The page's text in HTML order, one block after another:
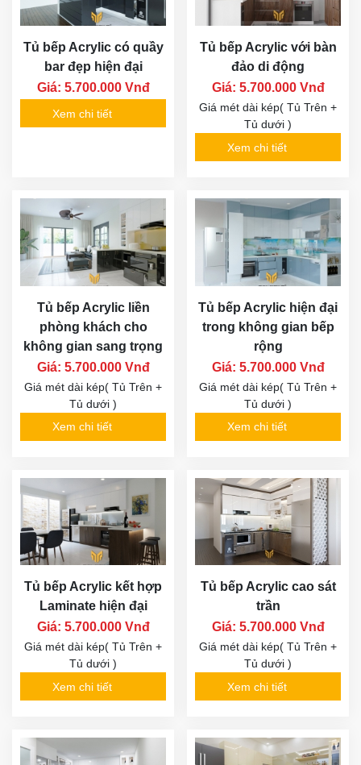
Tủ bếp Acrylic có quầy
bar đẹp hiện đại
Giá: 5.700.000 Vnđ
Xem chi tiết
Tủ bếp Acrylic với bàn
đảo di động
Giá: 5.700.000 Vnđ
Giá mét dài kép( Tủ Trên +
Tủ dưới )
Xem chi tiết
Tủ bếp Acrylic liền
phòng khách cho
không gian sang trọng
Giá: 5.700.000 Vnđ
Giá mét dài kép( Tủ Trên +
Tủ dưới )
Xem chi tiết
Tủ bếp Acrylic hiện đại
trong không gian bếp
rộng
Giá: 5.700.000 Vnđ
Giá mét dài kép( Tủ Trên +
Tủ dưới )
Xem chi tiết
Tủ bếp Acrylic kết hợp
Laminate hiện đại
Giá: 5.700.000 Vnđ
Giá mét dài kép( Tủ Trên +
Tủ dưới )
Xem chi tiết
Tủ bếp Acrylic cao sát
trần
Giá: 5.700.000 Vnđ
Giá mét dài kép( Tủ Trên +
Tủ dưới )
Xem chi tiết